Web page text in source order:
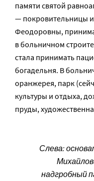
памяти святой
— покровительницы
Феодоровны,
в больничном
стала принимать
богадельня. В
оранжерея, парк
культуры и отдыха,
пруды,
Слева:
надгробный